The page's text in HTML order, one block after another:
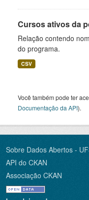
Cursos ativos da
Relação contendo
do programa.
CSV
Você também pode ter
Documentação da API).
Sobre Dados Abertos -
API do CKAN
Associação CKAN